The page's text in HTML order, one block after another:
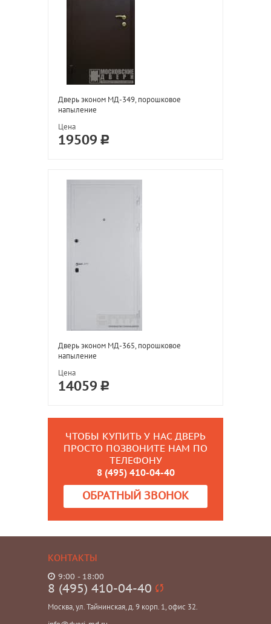
Дверь эконом МД-349, порошковое
напыление
Цена
19509
Дверь эконом МД-365, порошковое
напыление
Цена
14059
ЧТОБЫ КУПИТЬ У НАС ДВЕРЬ
ПРОСТО ПОЗВОНИТЕ НАМ ПО
ТЕЛЕФОНУ
8 (495) 410-04-40
ОБРАТНЫЙ ЗВОНОК
КОНТАКТЫ
9:00 - 18:00
8 (495) 410-04-40
Москва, ул. Тайнинская, д. 9 корп. 1, офис 32.